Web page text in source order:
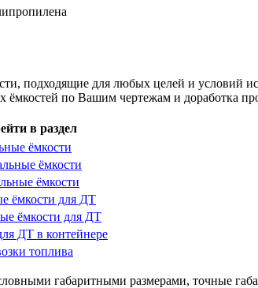
подходящие для любых целей и условий
ёмкостей по Вашим чертежам и доработка
в раздел
ёмкости
ёмкости
ёмкости
ёмкости для ДТ
ёмкости для ДТ
ДТ в контейнере
топлива
габаритными размерами, точные